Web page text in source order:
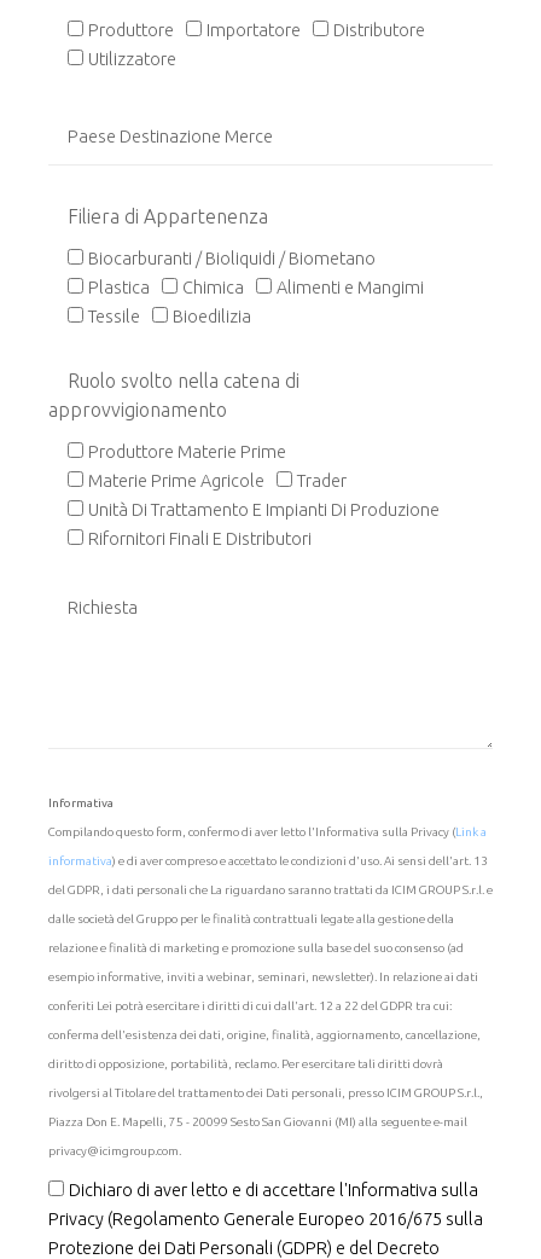
Produttore Importatore
Distributore
Utilizzatore
Filiera di Appartenenza
Biocarburanti / Bioliquidi / Biometano
Plastica
Chimica
Alimenti e Mangimi
Tessile
Bioedilizia
Ruolo svolto nella catena di
approvvigionamento
Produttore Materie Prime
Materie Prime Agricole
Trader
Unità Di Trattamento E Impianti Di Produzione
Rifornitori Finali E Distributori
Informativa
Compilando questo form, confermo di aver letto l'Informativa sulla Privacy (Link a
informativa) e di aver compreso e accettato le condizioni d'uso. Ai sensi dell'art. 13
del GDPR, i dati personali che La riguardano saranno trattati da ICIM GROUP S.r.l. e
dalle società del Gruppo per le finalità contrattuali legate alla gestione della
relazione e finalità di marketing e promozione sulla base del suo consenso (ad
esempio informative, inviti a webinar, seminari, newsletter). In relazione ai dati
conferiti Lei potrà esercitare i diritti di cui dall'art. 12 a 22 del GDPR tra cui:
conferma dell'esistenza dei dati, origine, finalità, aggiornamento, cancellazione,
diritto di opposizione, portabilità, reclamo. Per esercitare tali diritti dovrà
rivolgersi al Titolare del trattamento dei Dati personali, presso ICIM GROUP S.r.l.,
Piazza Don E. Mapelli, 75 - 20099 Sesto San Giovanni (MI) alla seguente e-mail
privacy@icimgroup.com.
Dichiaro di aver letto e di accettare l'Informativa sulla
Privacy (Regolamento Generale Europeo 2016/675 sulla
Protezione dei Dati Personali (GDPR) e del Decreto